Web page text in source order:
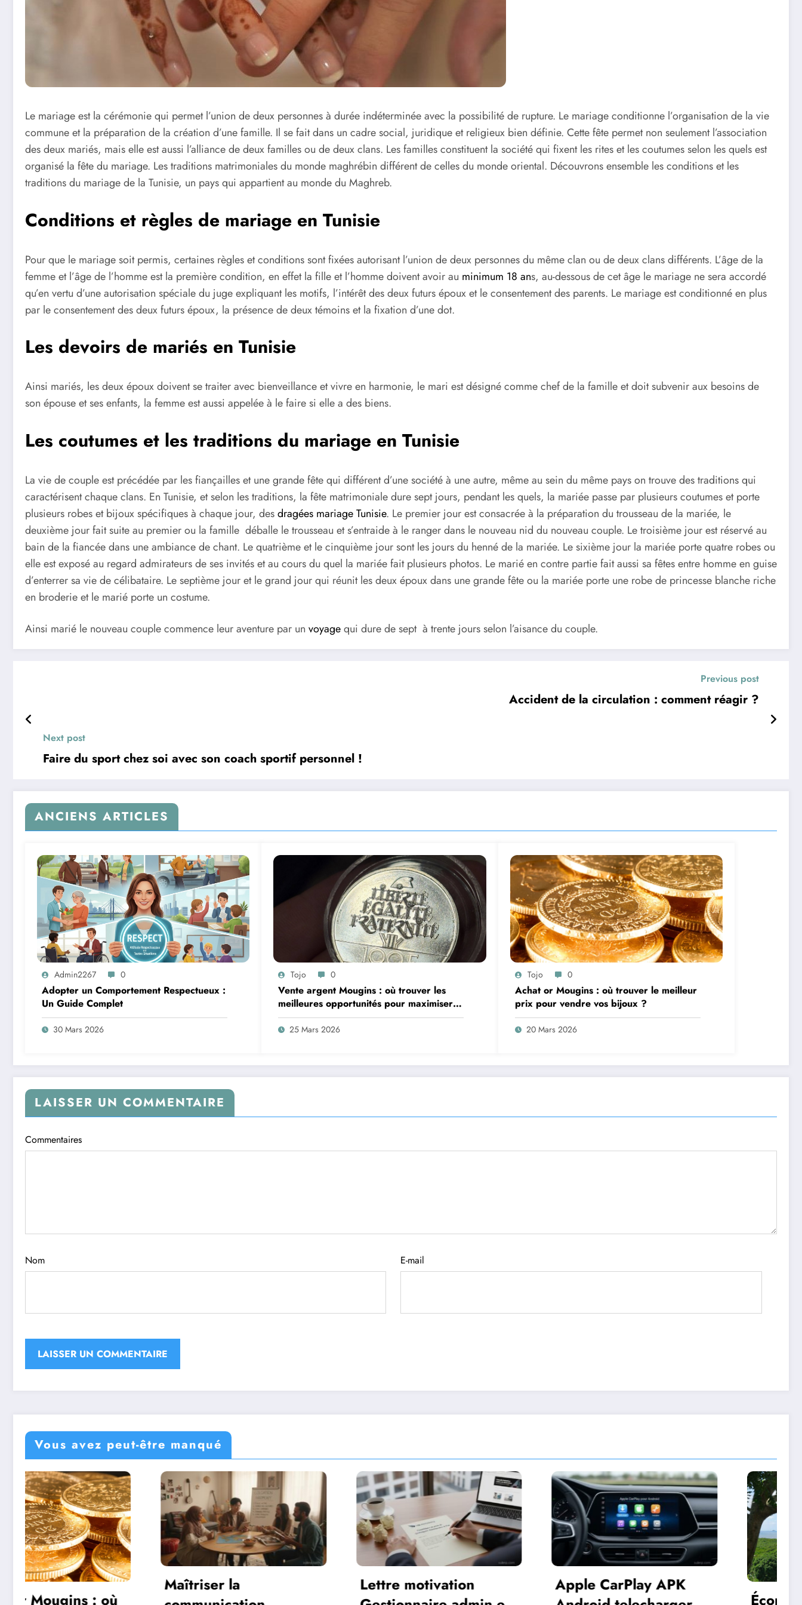
Le mariage est la cérémonie qui permet l’union de deux personnes à durée indéterminée avec la possibilité de rupture. Le mariage conditionne l’organisation de la vie
commune et la préparation de la création d’une famille. Il se fait dans un cadre social, juridique et religieux bien définie. Cette fête permet non seulement l’association
des deux mariés, mais elle est aussi l’alliance de deux familles ou de deux clans. Les familles constituent la société qui fixent les rites et les coutumes selon les quels est
organisé la fête du mariage. Les traditions matrimoniales du monde maghrébin différent de celles du monde oriental. Découvrons ensemble les conditions et les
traditions du mariage de la Tunisie, un pays qui appartient au monde du Maghreb.
Conditions et règles de mariage en Tunisie
Pour que le mariage soit permis, certaines règles et conditions sont fixées autorisant l’union de deux personnes du même clan ou de deux clans différents. L’âge de la
femme et l’âge de l’homme est la première condition, en effet la fille et l’homme doivent avoir au minimum 18 ans, au-dessous de cet âge le mariage ne sera accordé
qu’en vertu d’une autorisation spéciale du juge expliquant les motifs, l’intérêt des deux futurs époux et le consentement des parents. Le mariage est conditionné en plus
par le consentement des deux futurs époux, la présence de deux témoins et la fixation d’une dot.
Les devoirs de mariés en Tunisie
Ainsi mariés, les deux époux doivent se traiter avec bienveillance et vivre en harmonie, le mari est désigné comme chef de la famille et doit subvenir aux besoins de
son épouse et ses enfants, la femme est aussi appelée à le faire si elle a des biens.
Les coutumes et les traditions du mariage en Tunisie
La vie de couple est précédée par les fiançailles et une grande fête qui différent d’une société à une autre, même au sein du même pays on trouve des traditions qui
caractérisent chaque clans. En Tunisie, et selon les traditions, la fête matrimoniale dure sept jours, pendant les quels, la mariée passe par plusieurs coutumes et porte
plusieurs robes et bijoux spécifiques à chaque jour, desdragées mariage Tunisie. Le premier jour est consacrée à la préparation du trousseau de la mariée, le
deuxième jour fait suite au premier ou la famille déballe le trousseau et s’entraide à le ranger dans le nouveau nid du nouveau couple. Le troisième jour est réservé au
bain de la fiancée dans une ambiance de chant. Le quatrième et le cinquième jour sont les jours du henné de la mariée. Le sixième jour la mariée porte quatre robes ou
elle est exposé au regard admirateurs de ses invités et au cours du quel la mariée fait plusieurs photos. Le marié en contre partie fait aussi sa fêtes entre homme en guise
d’enterrer sa vie de célibataire. Le septième jour et le grand jour qui réunit les deux époux dans une grande fête ou la mariée porte une robe de princesse blanche riche
en broderie et le marié porte un costume.
Ainsi marié le nouveau couple commence leur aventure par un voyagequi dure de sept à trente jours selon l’aisance du couple.
Previous post
Accident de la circulation : comment réagir ?
Next post
Faire du sport chez soi avec son coach sportif personnel !
ANCIENS ARTICLES
Admin2267 0
Adopter un Comportement Respectueux :
Un Guide Complet
30 Mars 2026
Tojo 0
Vente argent Mougins : où trouver les
meilleures opportunités pour maximiser
vos profits ?
25 Mars 2026
Tojo 0
Achat or Mougins : où trouver le meilleur
prix pour vendre vos bijoux ?
20 Mars 2026
LAISSER UN COMMENTAIRE
Commentaires
Nom E-mail
Vous avez peut-être manqué
Maîtriser la
Lettre motivation
Apple CarPlay APK
Économie formelle à